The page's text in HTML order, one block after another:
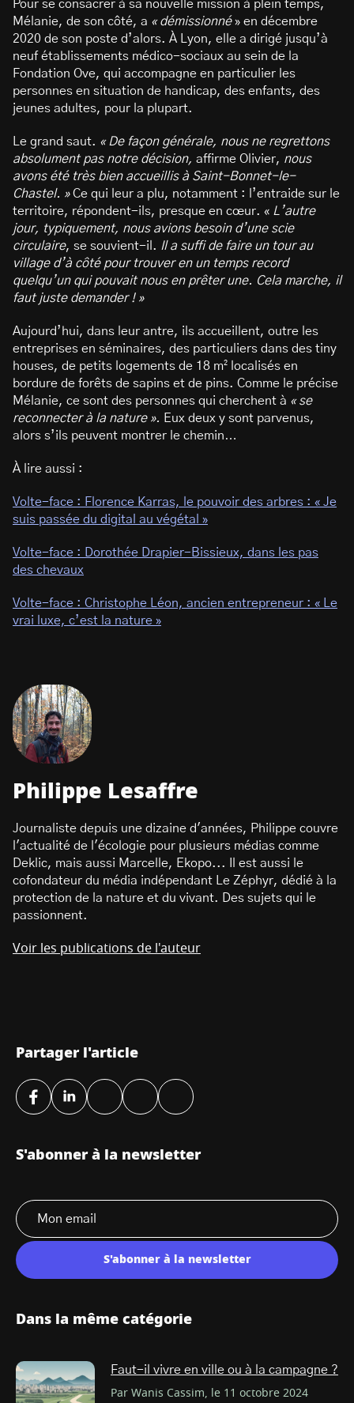
Pour se consacrer à sa nouvelle mission à plein temps,
Mélanie, de son côté, a « démissionné» en décembre
2020 de son poste d’alors. À Lyon, elle a dirigé jusqu’à
neuf établissements médico-sociaux au sein de la
Fondation Ove, qui accompagne en particulier les
personnes en situation de handicap, des enfants, des
jeunes adultes, pour la plupart.
Le grand saut. « De façon générale, nous ne regrettons
absolument pas notre décision, affirme Olivier, nous
avons été très bien accueillis à Saint-Bonnet-le-
Chastel. »Ce qui leur a plu, notamment : l’entraide sur le
territoire, répondent-ils, presque en cœur. « L’autre
jour, typiquement, nous avions besoin d’une scie
circulaire, se souvient-il. Il a suffi de faire un tour au
village d’à côté pour trouver en un temps record
quelqu’un qui pouvait nous en prêter une. Cela marche, il
faut juste demander ! »
Aujourd’hui, dans leur antre, ils accueillent, outre les
entreprises en séminaires, des particuliers dans des tiny
houses, de petits logements de 18 m² localisés en
bordure de forêts de sapins et de pins. Comme le précise
Mélanie, ce sont des personnes qui cherchent à « se
reconnecter à la nature ». Eux deux y sont parvenus,
alors s’ils peuvent montrer le chemin…
À lire aussi :
Volte-face : Florence Karras, le pouvoir des arbres : « Je
suis passée du digital au végétal »
Volte-face : Dorothée Drapier-Bissieux, dans les pas
des chevaux
Volte-face : Christophe Léon, ancien entrepreneur : « Le
vrai luxe, c’est la nature »
Philippe Lesaffre
Journaliste depuis une dizaine d'années, Philippe couvre
l'actualité de l'écologie pour plusieurs médias comme
Deklic, mais aussi Marcelle, Ekopo... Il est aussi le
cofondateur du média indépendant Le Zéphyr, dédié à la
protection de la nature et du vivant. Des sujets qui le
passionnent.
Voir les publications de l'auteur
Partager l'article
S'abonner à la newsletter
S'abonner à la newsletter
Dans la même catégorie
Faut-il vivre en ville ou à la campagne ?
Par Wanis Cassim, le 11 octobre 2024